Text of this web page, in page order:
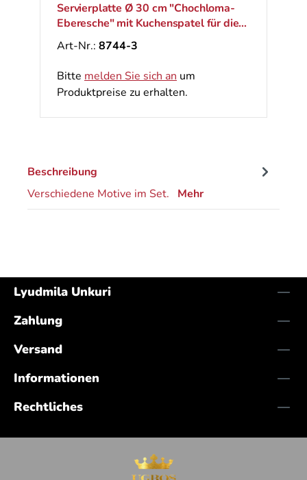
Servierplatte Ø 30 cm "Chochloma-
Eberesche" mit Kuchenspatel für die
Torte
Art-Nr.: 8744-3
Bitte melden Sie sich an um
Produktpreise zu erhalten.
Beschreibung
Verschiedene Motive im Set. Mehr
Lyudmila Unkuri
Zahlung
Versand
Informationen
Rechtliches